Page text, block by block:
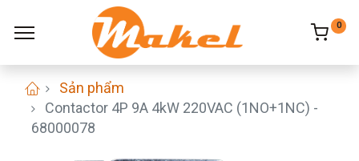
0
Sản phẩm
Contactor 4P 9A 4kW 220VAC (1NO+1NC) -
68000078